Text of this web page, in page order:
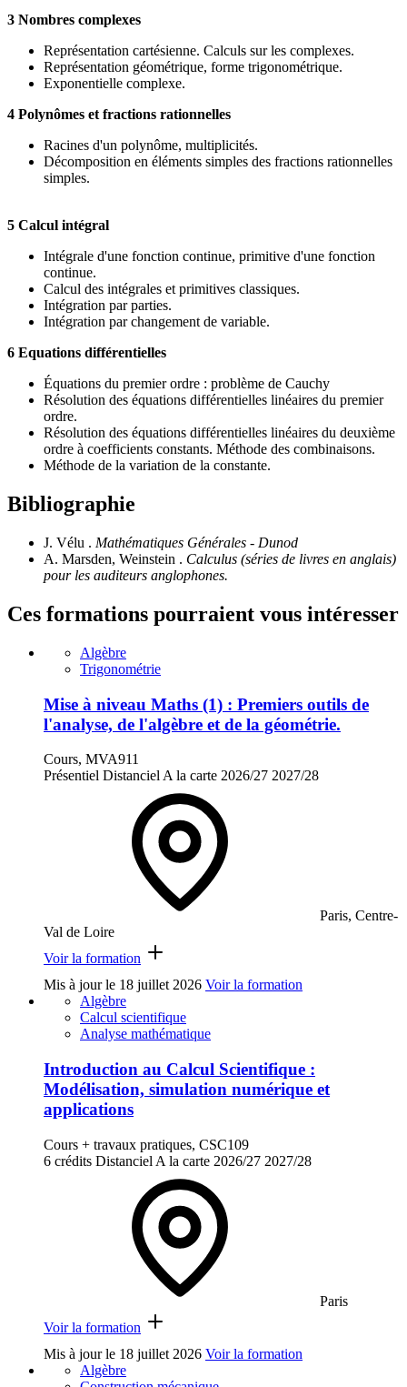
3 Nombres complexes
Représentation cartésienne. Calculs sur les complexes.
Représentation géométrique, forme trigonométrique.
Exponentielle complexe.
4 Polynômes et fractions rationnelles
Racines d'un polynôme, multiplicités.
Décomposition en éléments simples des fractions rationnelles
simples.
5 Calcul intégral
Intégrale d'une fonction continue, primitive d'une fonction
continue.
Calcul des intégrales et primitives classiques.
Intégration par parties.
Intégration par changement de variable.
6 Equations différentielles
Équations du premier ordre : problème de Cauchy
Résolution des équations différentielles linéaires du premier
ordre.
Résolution des équations différentielles linéaires du deuxième
ordre à coefficients constants. Méthode des combinaisons.
Méthode de la variation de la constante.
Bibliographie
J. Vélu . Mathématiques Générales - Dunod
A. Marsden, Weinstein . Calculus (séries de livres en anglais)
pour les auditeurs anglophones.
Ces formations pourraient vous intéresser
Algèbre
Trigonométrie
Mise à niveau Maths (1) : Premiers outils de
l'analyse, de l'algèbre et de la géométrie.
Cours, MVA911
Présentiel Distanciel A la carte 2026/27 2027/28
Paris, Centre-
Val de Loire
Voir la formation
Mis à jour le 18 juillet 2026 Voir la formation
Algèbre
Calcul scientifique
Analyse mathématique
Introduction au Calcul Scientifique :
Modélisation, simulation numérique et
applications
Cours + travaux pratiques, CSC109
6 crédits Distanciel A la carte 2026/27 2027/28
Paris
Voir la formation
Mis à jour le 18 juillet 2026 Voir la formation
Algèbre